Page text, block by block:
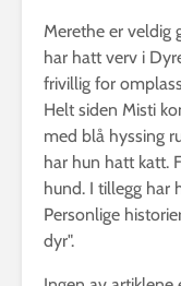
Merethe er veldig
har hatt verv i
frivillig for
Helt siden Misti
med blå hyssing
har hun hatt katt.
hund. I tillegg har
Personlige
dyr".